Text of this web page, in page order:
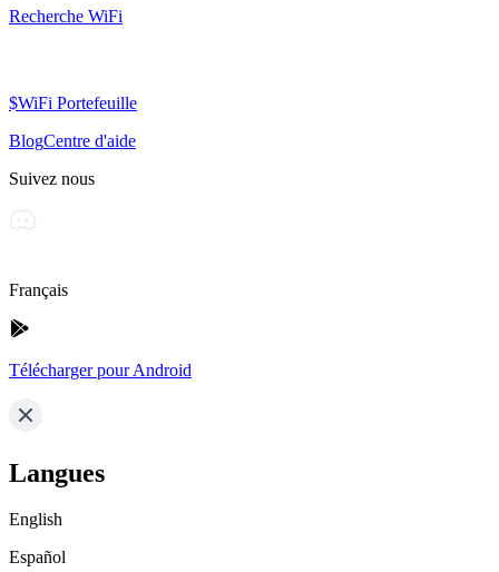
Recherche WiFi
$WiFi Portefeuille
BlogCentre d'aide
Suivez nous
Français
Télécharger pour Android
Langues
English
Español